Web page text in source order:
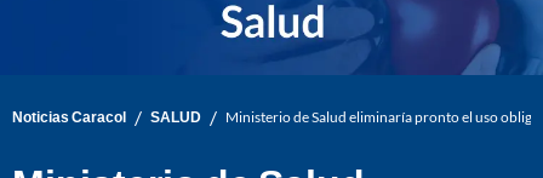
Noticias Caracol / SALUD / Ministerio de Salud eliminaría pronto el uso